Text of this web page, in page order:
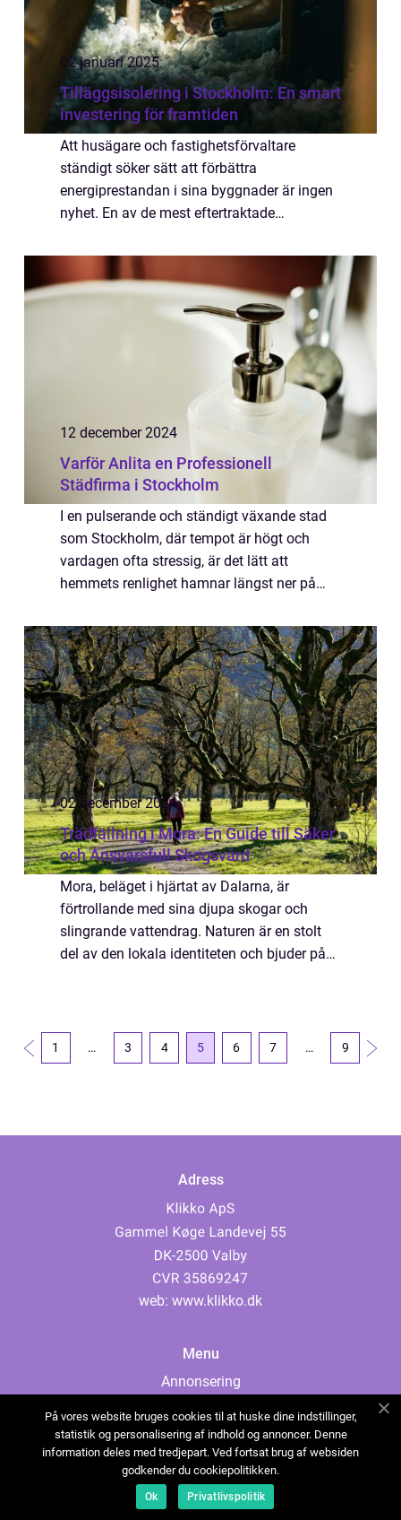
02 januari 2025
Tilläggsisolering i Stockholm: En smart
investering för framtiden
Att husägare och fastighetsförvaltare
ständigt söker sätt att förbättra
energiprestandan i sina byggnader är ingen
nyhet. En av de mest eftertraktade
12 december 2024
Varför Anlita en Professionell
Städfirma i Stockholm
I en pulserande och ständigt växande stad
som Stockholm, där tempot är högt och
vardagen ofta stressig, är det lätt att
hemmets renlighet hamnar längst ner på
02 december 2024
Trädfällning i Mora: En Guide till Säker
och Ansvarsfull Skogsvård
Mora, beläget i hjärtat av Dalarna, är
förtrollande med sina djupa skogar och
slingrande vattendrag. Naturen är en stolt
del av den lokala identiteten och bjuder på
1 … 3 4 5 6 7 … 9
Adress
web: www.klikko.dk
Menu
Annonsering
Cookies
Kontakta oss
Sitemap
På vores website bruges cookies til at huske dine indstillinger,
statistik og personalisering af indhold og annoncer. Denne
information deles med tredjepart. Ved fortsat brug af websiden
godkender du cookiepolitikken.
Ok Privatlivspolitik